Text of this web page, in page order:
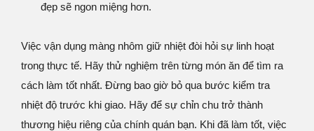
đẹp sẽ ngon miệng hơn.
Việc vận dụng màng nhôm giữ nhiệt đòi hỏi sự linh hoạt
trong thực tế. Hãy thử nghiệm trên từng món ăn để tìm ra
cách làm tốt nhất. Đừng bao giờ bỏ qua bước kiểm tra
nhiệt độ trước khi giao. Hãy để sự chỉn chu trở thành
thương hiệu riêng của chính quán bạn. Khi đã làm tốt, việc